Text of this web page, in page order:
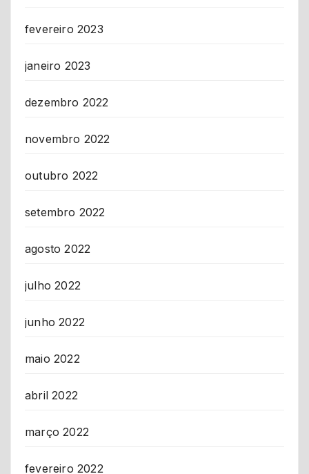
fevereiro 2023
janeiro 2023
dezembro 2022
novembro 2022
outubro 2022
setembro 2022
agosto 2022
julho 2022
junho 2022
maio 2022
abril 2022
março 2022
fevereiro 2022